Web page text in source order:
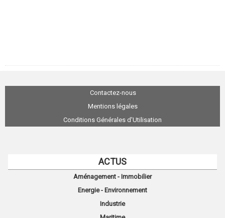
Contactez-nous
Mentions légales
Conditions Générales d'Utilisation
ACTUS
Aménagement - Immobilier
Energie - Environnement
Industrie